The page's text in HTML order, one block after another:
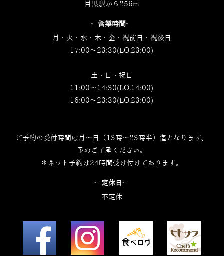
目黒駅から256m
‐営業時間‐
月・火・水・木・金・祝前日・祝後日
17:00～23:30(LO.23:00)
土・日・祝日
11:00～14:30(LO.14:00)
16:00～23:30(LO.23:00)
ご予約の受付時間は月～日（13時～23時半）迄となります。
予めご了承ください。
＊ネット予約は24時間受け付けております。
‐定休日‐
不定休